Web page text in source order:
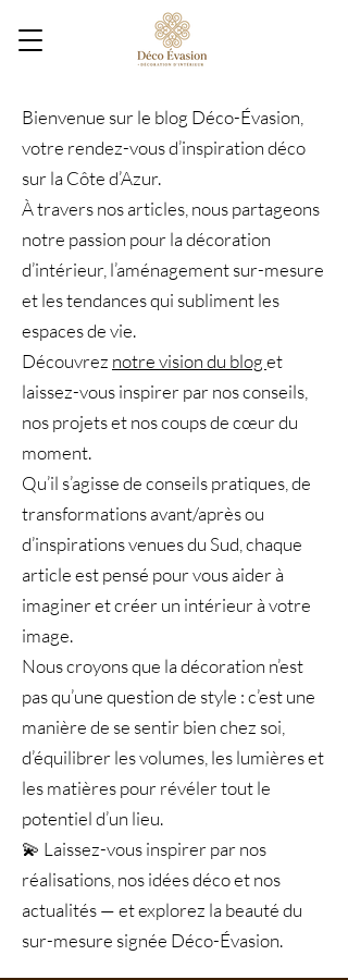
Bienvenue sur le blog Déco-Évasion,
votre rendez-vous d’inspiration déco
sur la Côte d’Azur.
À travers nos articles, nous partageons
notre passion pour la décoration
d’intérieur, l’aménagement sur-mesure
et les tendances qui subliment les
espaces de vie.
Découvrez notre vision du bloget
laissez-vous inspirer par nos conseils,
nos projets et nos coups de cœur du
moment.
Qu’il s’agisse de conseils pratiques, de
transformations avant/après ou
d’inspirations venues du Sud, chaque
article est pensé pour vous aider à
imaginer et créer un intérieur à votre
image.
Nous croyons que la décoration n’est
pas qu’une question de style : c’est une
manière de se sentir bien chez soi,
d’équilibrer les volumes, les lumières et
les matières pour révéler tout le
potentiel d’un lieu.
💫 Laissez-vous inspirer par nos
réalisations, nos idées déco et nos
actualités — et explorez la beauté du
sur-mesure signée Déco-Évasion.